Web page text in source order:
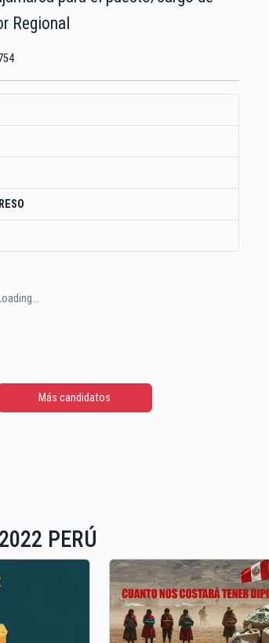
Regional
Más candidatos
PERÚ